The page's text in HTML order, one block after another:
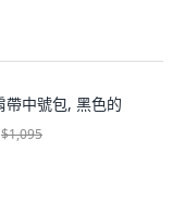
帶中號包, 黑色的
$1,095